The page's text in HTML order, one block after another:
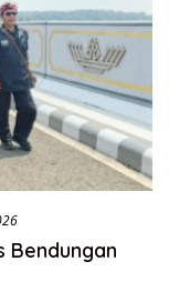
Bendungan